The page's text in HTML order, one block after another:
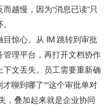
越慢，因为“消息已读”只
惊心。从 IM 跳转到审批
理平台，再打开文档协作
文丢失。员工需要重新确
聊到哪了”“这个审批单对
，叠加起来就是企业协同